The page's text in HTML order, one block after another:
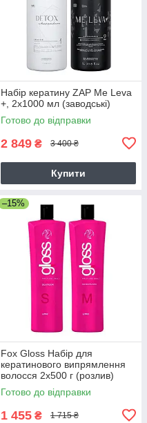
Набір кератину ZAP Me Leva
+, 2х1000 мл (заводські)
Готово до відправки
2 849 ₴ 3 400 ₴
Купити
–15%
Fox Gloss Набір для
кератинового випрямлення
волосся 2х500 г (розлив)
Готово до відправки
1 455 ₴ 1 715 ₴